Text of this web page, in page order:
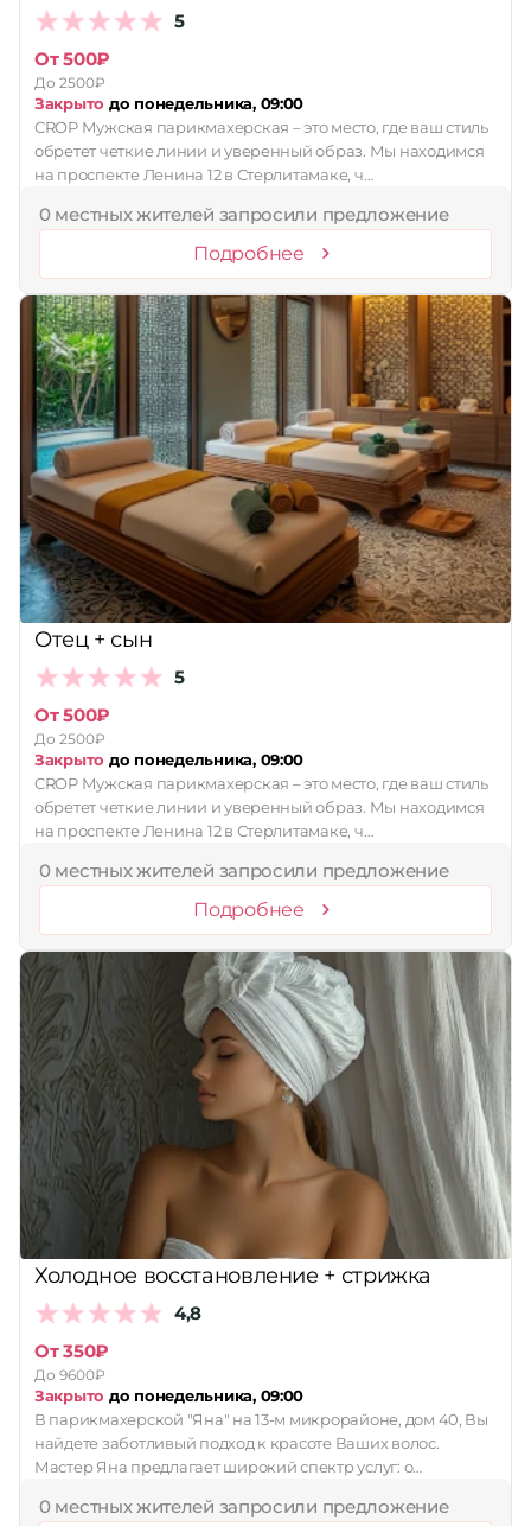
Принимает сертификаты
Сбросить
5
От 500₽
До 2500₽
Закрыто до понедельника, 09:00
CROP Мужская парикмахерская – это место, где ваш стиль
обретет четкие линии и уверенный образ. Мы находимся
на проспекте Ленина 12 в Стерлитамаке, ч…
0 местных жителей запросили предложение
Подробнее
Отец + сын
5
От 500₽
До 2500₽
Закрыто до понедельника, 09:00
CROP Мужская парикмахерская – это место, где ваш стиль
обретет четкие линии и уверенный образ. Мы находимся
на проспекте Ленина 12 в Стерлитамаке, ч…
0 местных жителей запросили предложение
Подробнее
Холодное восстановление + стрижка
4,8
От 350₽
До 9600₽
Закрыто до понедельника, 09:00
В парикмахерской "Яна" на 13-м микрорайоне, дом 40, Вы
найдете заботливый подход к красоте Ваших волос.
Мастер Яна предлагает широкий спектр услуг: о…
0 местных жителей запросили предложение